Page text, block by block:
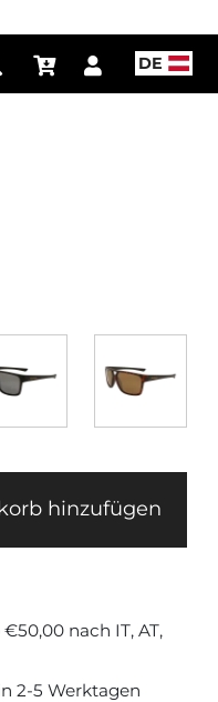
DE
hinzufügen
nach IT, AT,
2-5 Werktagen